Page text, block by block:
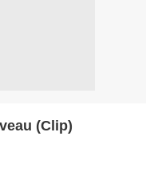
(Clip)